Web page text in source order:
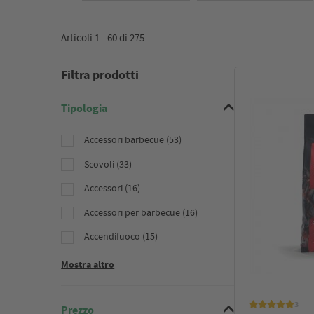
Articoli 1 - 60 di275
Filtra prodotti
Tipologia
Accessori barbecue (53)
Scovoli (33)
Accessori (16)
Accessori per barbecue (16)
Accendifuoco (15)
Mostra altro
Prezzo 3